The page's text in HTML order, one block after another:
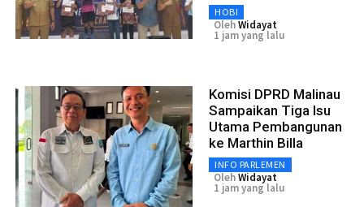
HOBI
OlehWidayat
1 jam yang lalu
Komisi DPRD Malinau
Sampaikan Tiga Isu
Utama Pembangunan
ke Marthin Billa
INFO PARLEMEN
OlehWidayat
1 jam yang lalu